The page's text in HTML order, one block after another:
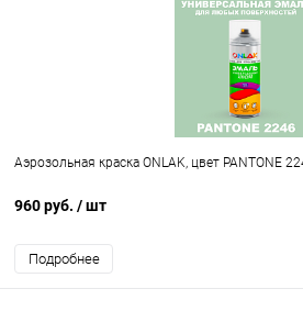
Аэрозольная краска ONLAK, цвет PANTONE
960 руб. / шт
Подробнее